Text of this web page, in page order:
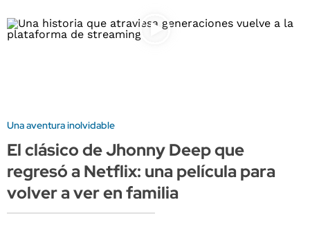
Una aventura inolvidable
El clásico de Jhonny Deep que
regresó a Netflix: una película para
volver a ver en familia